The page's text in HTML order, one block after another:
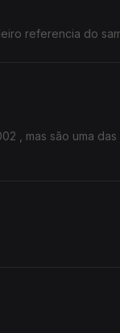
referencia do
, mas são uma